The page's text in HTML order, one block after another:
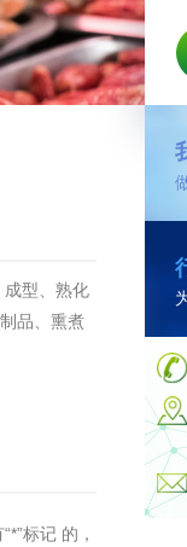
危险废物鉴别
矿山场地调查
摄影测量与遥感
案
测
运动场地
涉水产品检
成型、熟化
品、熏煮
标记 的，